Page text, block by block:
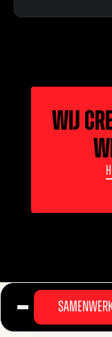
WIJ